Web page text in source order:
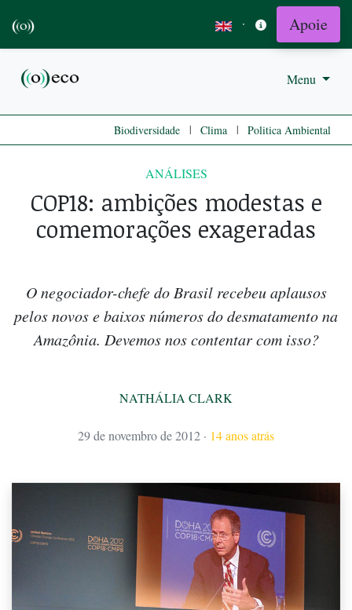
· Apoie
Menu
Biodiversidade | Clima | Politica Ambiental
ANÁLISES
COP18: ambições modestas e
comemorações exageradas
O negociador-chefe do Brasil recebeu aplausos
pelos novos e baixos números do desmatamento na
Amazônia. Devemos nos contentar com isso?
NATHÁLIA CLARK
29 de novembro de 2012 · 14 anos atrás